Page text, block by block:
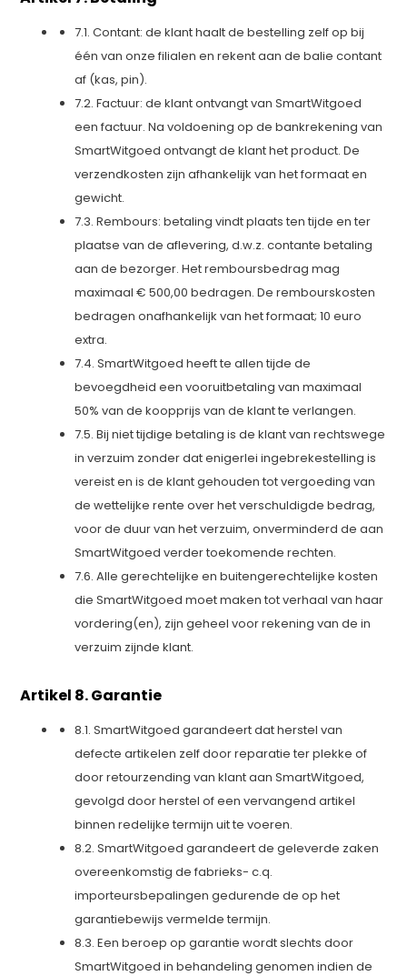
7.1. Contant: de klant haalt de bestelling zelf op bij
één van onze filialen en rekent aan de balie contant
af (kas, pin).
7.2. Factuur: de klant ontvangt van SmartWitgoed
een factuur. Na voldoening op de bankrekening van
SmartWitgoed ontvangt de klant het product. De
verzendkosten zijn afhankelijk van het formaat en
gewicht.
7.3. Rembours: betaling vindt plaats ten tijde en ter
plaatse van de aflevering, d.w.z. contante betaling
aan de bezorger. Het remboursbedrag mag
maximaal € 500,00 bedragen. De rembourskosten
bedragen onafhankelijk van het formaat; 10 euro
extra.
7.4. SmartWitgoed heeft te allen tijde de
bevoegdheid een vooruitbetaling van maximaal
50% van de koopprijs van de klant te verlangen.
7.5. Bij niet tijdige betaling is de klant van rechtswege
in verzuim zonder dat enigerlei ingebrekestelling is
vereist en is de klant gehouden tot vergoeding van
de wettelijke rente over het verschuldigde bedrag,
voor de duur van het verzuim, onverminderd de aan
SmartWitgoed verder toekomende rechten.
7.6. Alle gerechtelijke en buitengerechtelijke kosten
die SmartWitgoed moet maken tot verhaal van haar
vordering(en), zijn geheel voor rekening van de in
verzuim zijnde klant.
Artikel 8. Garantie
8.1. SmartWitgoed garandeert dat herstel van
defecte artikelen zelf door reparatie ter plekke of
door retourzending van klant aan SmartWitgoed,
gevolgd door herstel of een vervangend artikel
binnen redelijke termijn uit te voeren.
8.2. SmartWitgoed garandeert de geleverde zaken
overeenkomstig de fabrieks- c.q.
importeursbepalingen gedurende de op het
garantiebewijs vermelde termijn.
8.3. Een beroep op garantie wordt slechts door
SmartWitgoed in behandeling genomen indien de